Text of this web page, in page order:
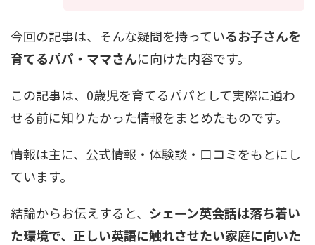
今回の記事は、そんな疑問を持っているお子さんを
育てるパパ・ママさんに向けた内容です。
この記事は、0歳児を育てるパパとして実際に通わ
せる前に知りたかった情報をまとめたものです。
情報は主に、公式情報・体験談・口コミをもとにし
ています。
結論からお伝えすると、 シェーン英会話は落ち着い
た環境で、正しい英語に触れさせたい家庭に向いた